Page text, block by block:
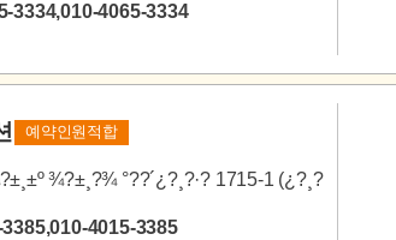
3334,010-4065-3334
예약인원적합
¾?±¸?¾ °??´¿?¸?·? 1715-1 (¿?¸?
4015-3385